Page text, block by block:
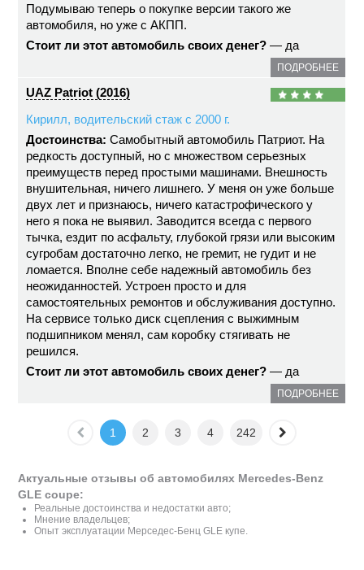
Подумываю теперь о покупке версии такого же
автомобиля, но уже с АКПП.
Стоит ли этот автомобиль своих денег? — да
ПОДРОБНЕЕ
UAZ Patriot (2016)
Кирилл, водительский стаж с 2000 г.
Достоинства: Самобытный автомобиль Патриот. На
редкость доступный, но с множеством серьезных
преимуществ перед простыми машинами. Внешность
внушительная, ничего лишнего. У меня он уже больше
двух лет и признаюсь, ничего катастрофического у
него я пока не выявил. Заводится всегда с первого
тычка, ездит по асфальту, глубокой грязи или высоким
сугробам достаточно легко, не гремит, не гудит и не
ломается. Вполне себе надежный автомобиль без
неожиданностей. Устроен просто и для
самостоятельных ремонтов и обслуживания доступно.
На сервисе только диск сцепления с выжимным
подшипником менял, сам коробку стягивать не
решился.
Стоит ли этот автомобиль своих денег? — да
ПОДРОБНЕЕ
1 2 3 4 242
Актуальные отзывы об автомобилях Mercedes-Benz
GLE coupe:
Реальные достоинства и недостатки авто;
Мнение владельцев;
Опыт эксплуатации Мерседес-Бенц GLE купе.